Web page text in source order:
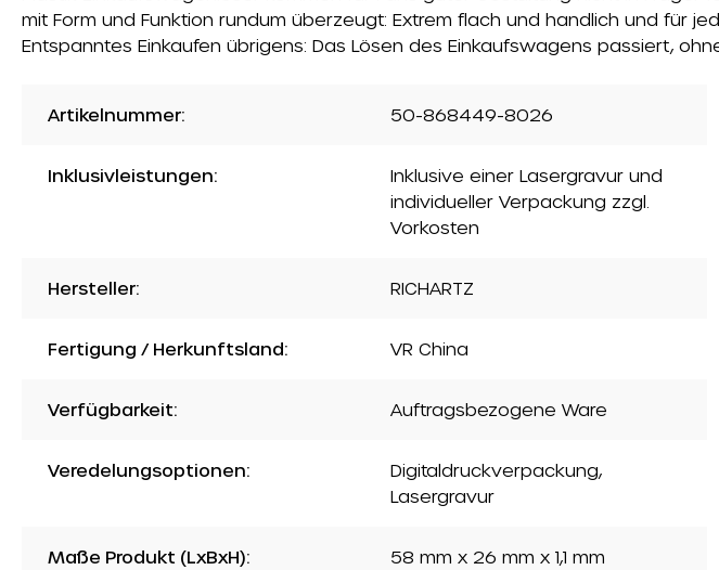
mit Form und Funktion rundum überzeugt: Extrem flach und handlich und für
Entspanntes Einkaufen übrigens: Das Lösen des Einkaufswagens passiert,
Artikelnummer: 50-868449-8026
Inklusivleistungen:
Inklusive einer Lasergravur und
individueller Verpackung zzgl.
Vorkosten
Hersteller: RICHARTZ
Fertigung / Herkunftsland: VR China
Verfügbarkeit: Auftragsbezogene Ware
Veredelungsoptionen: Digitaldruckverpackung,
Lasergravur
Maße Produkt (LxBxH): 58 mm x 26 mm x 1,1 mm